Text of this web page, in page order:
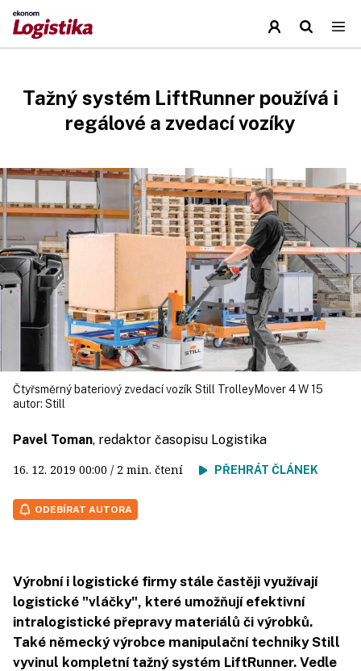
Tažný systém LiftRunner používá i
regálové a zvedací vozíky
Čtyřsměrný bateriový zvedací vozík Still TrolleyMover 4 W 15
autor: Still
Pavel Toman, redaktor časopisu Logistika
16. 12. 2019 00:00 / 2 min. čtení PŘEHRÁT ČLÁNEK
ODEBÍRAT AUTORA
Výrobní i logistické firmy stále častěji využívají
logistické "vláčky", které umožňují efektivní
intralogistické přepravy materiálů či výrobků.
Také německý výrobce manipulační techniky Still
vyvinul kompletní tažný systém LiftRunner. Vedle